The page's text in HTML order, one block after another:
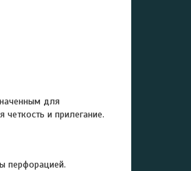
для
и прилегание.
перфорацией.